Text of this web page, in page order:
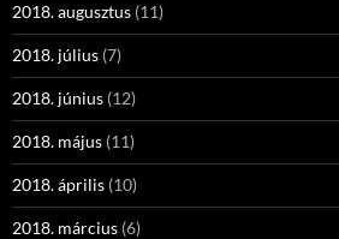
2018. augusztus (11)
2018. július (7)
2018. június (12)
2018. május (11)
2018. április (10)
2018. március (6)